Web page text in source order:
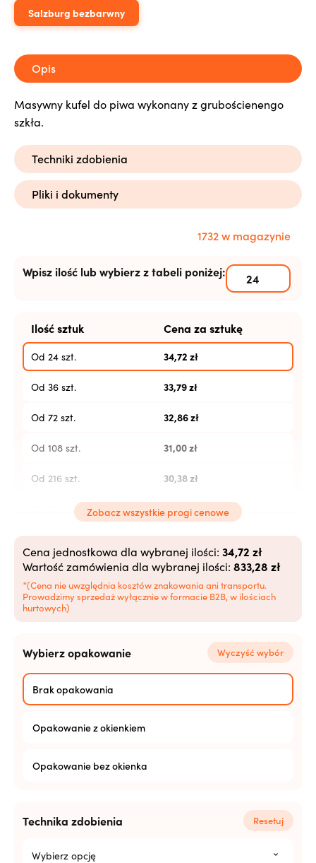
Salzburg bezbarwny
Opis
Masywny kufel do piwa wykonany z grubościenengo
szkła.
Techniki zdobienia
Pliki i dokumenty
1732 w magazynie
Wpisz ilość lub wybierz z tabeli poniżej:
Ilość sztuk Cena za sztukę
Od 24 szt. 34,72 zł
Od 36 szt. 33,79zł
Od 72 szt. 32,86zł
Od 108 szt. 31,00zł
Od 216 szt. 30,38zł
Od 504 szt. 29,76zł
Od 2520+ szt. 28,52zł
Zobacz wszystkie progi cenowe
Cena jednostkowa dla wybranej ilości: 34,72 zł
Wartość zamówienia dla wybranej ilości: 833,28 zł
*(Cena nie uwzględnia kosztów znakowania ani transportu.
Prowadzimy sprzedaż wyłącznie w formacie B2B, w ilościach
hurtowych)
Wybierz opakowanie Wyczyść wybór
Brak opakowania
Opakowanie z okienkiem
Opakowanie bez okienka
Technika zdobienia Resetuj
Wybierz opcję